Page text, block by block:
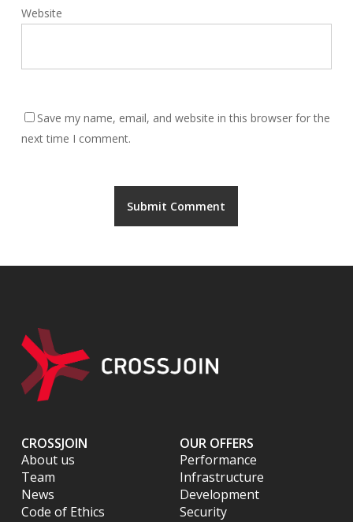
Website
Save my name, email, and website in this browser for the
next time I comment.
CROSSJOIN
About us
Team
News
Code of Ethics
OUR OFFERS
Performance
Infrastructure
Development
Security